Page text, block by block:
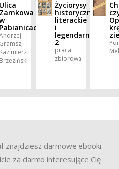
Ulica
Zamkowa
w
Pabianicach.
Andrzej
Gramsz,
Kazimierz
Brzeziński
Życiorysy
historyczne,
literackie
i
legendarne.
2
praca
zbiorowa
znajdziesz darmowe ebooki.
za darmo interesujące Cię